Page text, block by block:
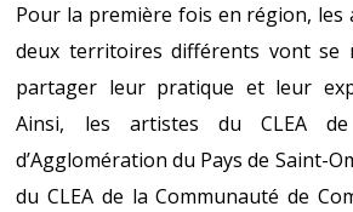
Pour la première fois en région, les
deux territoires différents vont se
partager leur pratique et leur
Ainsi, les artistes du CLEA
d’Agglomération du Pays de Saint-
du CLEA de la Communauté de